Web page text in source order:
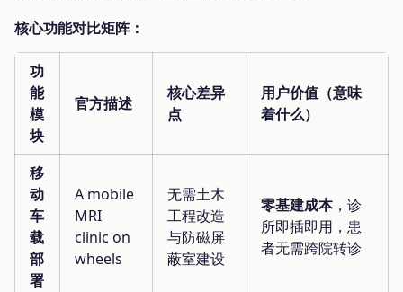
核心功能对比矩阵：
功
能
模
块
官方描述
核心差异
点
用户价值（意味
着什么）
移
动
车
载
部
署
A mobile
MRI
clinic on
wheels
无需土木
工程改造
与防磁屏
蔽室建设
零基建成本，诊
所即插即用，患
者无需跨院转诊